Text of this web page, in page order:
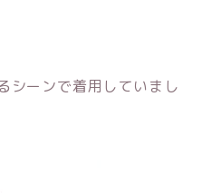
シーンで着用していまし